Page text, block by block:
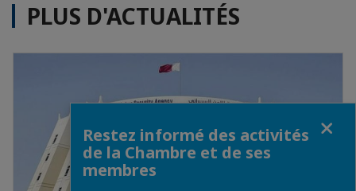
PLUS D'ACTUALITÉS
Restez informé des activités
de la Chambre et de ses
membres